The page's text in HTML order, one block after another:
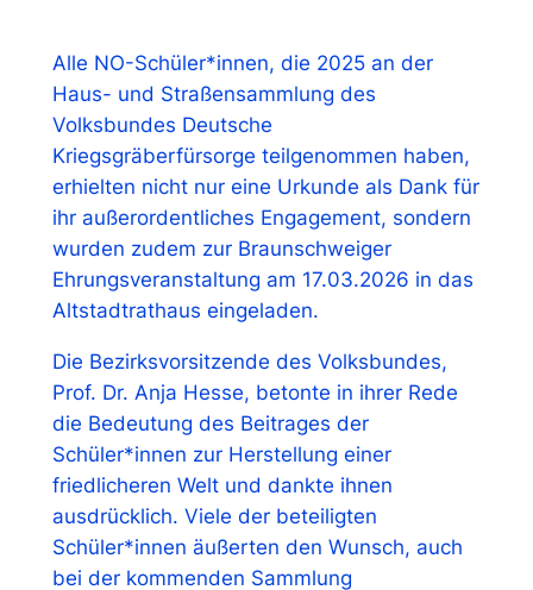
Alle NO-Schüler*innen, die 2025 an der
Haus- und Straßensammlung des
Volksbundes Deutsche
Kriegsgräberfürsorge teilgenommen haben,
erhielten nicht nur eine Urkunde als Dank für
ihr außerordentliches Engagement, sondern
wurden zudem zur Braunschweiger
Ehrungsveranstaltung am 17.03.2026 in das
Altstadtrathaus eingeladen.
Die Bezirksvorsitzende des Volksbundes,
Prof. Dr. Anja Hesse, betonte in ihrer Rede
die Bedeutung des Beitrages der
Schüler*innen zur Herstellung einer
friedlicheren Welt und dankte ihnen
ausdrücklich. Viele der beteiligten
Schüler*innen äußerten den Wunsch, auch
bei der kommenden Sammlung